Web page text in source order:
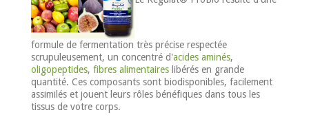
formule de fermentation très précise respectée
scrupuleusement, un concentré d'acides aminés,
oligopeptides, fibres alimentaires libérés en grande
quantité. Ces composants sont biodisponibles, facilement
assimilés et jouent leurs rôles bénéfiques dans tous les
tissus de votre corps.